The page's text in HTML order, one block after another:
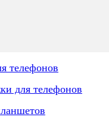
телефонов
для телефонов